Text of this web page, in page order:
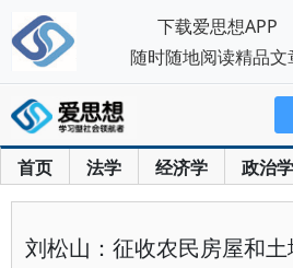
首页 法学 经济学 政治学
刘松山：征收农民房屋和
下载爱思想APP
随时随地阅读精品文